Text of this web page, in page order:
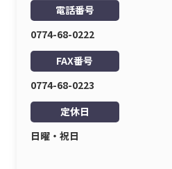
電話番号
0774-68-0222
FAX番号
0774-68-0223
定休日
日曜・祝日